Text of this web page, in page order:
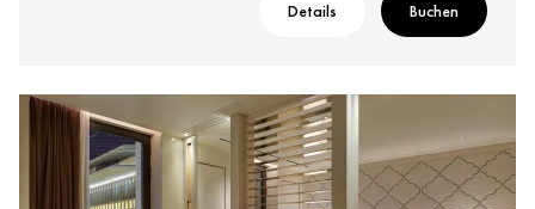
Details Buchen